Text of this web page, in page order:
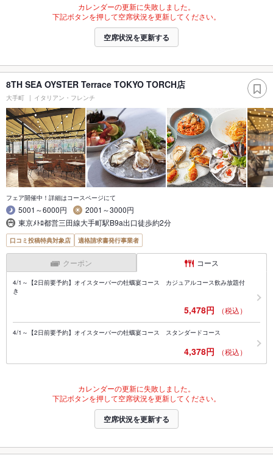
カレンダーの更新に失敗しました。
下記ボタンを押して空席状況を更新してください。
空席状況を更新する
8TH SEA OYSTER Terrace TOKYO TORCH店
大手町 イタリアン・フレンチ
フェア開催中！詳細はコースページにて
5001～6000円
2001～3000円
東京ﾒﾄﾛ都営三田線大手町駅B9a出口徒歩約2分
口コミ投稿特典対象店 適格請求書発行事業者
クーポン コース
4/1～【2日前要予約】オイスターバーの牡蠣宴コース カジュアルコース飲み放題付
き
5,478円 （税込）
4/1～【2日前要予約】オイスターバーの牡蠣宴コース スタンダードコース
4,378円 （税込）
カレンダーの更新に失敗しました。
下記ボタンを押して空席状況を更新してください。
空席状況を更新する